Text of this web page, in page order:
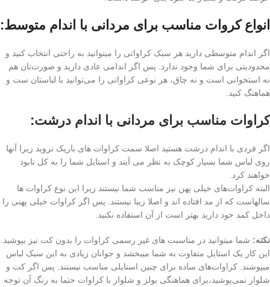
انواع کروات مناسب برای مردانی با اندام متوسط:
اگر اندام متوسطی دارید هر سبک کراواتی را میتوانید به راحتی انتخاب کنید و
محدودیتی برای شما وجود ندارد. پس اگر اندامی عادی دارید و صورت‌تان هم
نه استخوانی است و نه چاق، هر نوعی کراواتی را می‌توانید با لباستان ست و
هماهنگ کنید.
کراوات مناسب برای مردانی با اندام درشت:
اگر فردی با اندام درشت هستید اصلا سمت کراوات های باریک نروید زیرا آنها
روی لباس شما بسیار کوچک به نظر می آیند و استایل شما را به کل نابود
خواهند کرد.
البته کراوات‌های خیلی پهن نیز مناسب شما نیستند زیرا این نوع کراوات ها
سالهاست که از مد افتاده اند و اصلا زیبا نیستند. پس اگر کراوات خیلی پهنی را
داخل کمد خود دارید بهتر است از آن استفاده نکنید.
نکته: شما میتوانید در مناسبت های غیر رسمی کراوات را بدون کت نیز بپوشید.
این کار یک استایل متفاوت به شما میبخشد و جوانان زیادی به این سبک لباس
میپوشند. کراوات‌های ساده برای چنین استایلی مناسب نیستند. پس اگر کت و
شلوار نمی‌پوشید،برای هماهنگی بولز و شلوار با کراوات حتما به رنگ آن توجه